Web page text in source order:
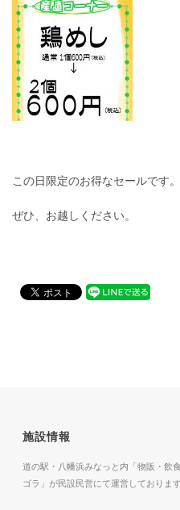
この日限定のお得なセールです。
ぜひ、お越しください。
施設情報
道の駅・八幡浜みなっと内「物販・飲
ゴラ」が民設民営にて運営しております